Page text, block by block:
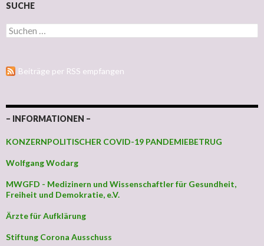
SUCHE
Suchen nach:
Beiträge per RSS empfangen
– INFORMATIONEN –
KONZERNPOLITISCHER COVID-19 PANDEMIEBETRUG
Wolfgang Wodarg
MWGFD - Medizinern und Wissenschaftler für Gesundheit,
Freiheit und Demokratie, e.V.
Ärzte für Aufklärung
Stiftung Corona Ausschuss